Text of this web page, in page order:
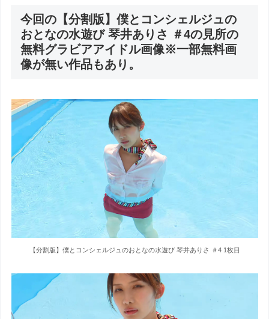
今回の【分割版】僕とコンシェルジュの
おとなの水遊び 琴井ありさ ＃4の見所の
無料グラビアアイドル画像※一部無料画
像が無い作品もあり。
【分割版】僕とコンシェルジュのおとなの水遊び 琴井ありさ ＃4 1枚目